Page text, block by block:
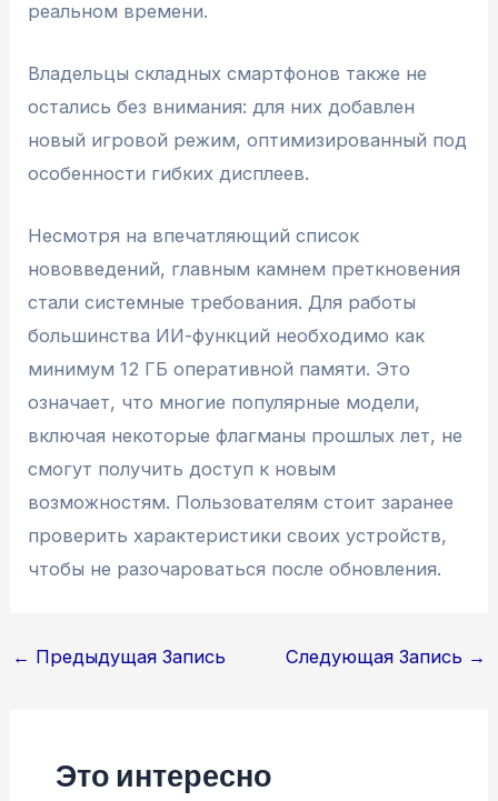
реальном времени.
Владельцы складных смартфонов также не
остались без внимания: для них добавлен
новый игровой режим, оптимизированный под
особенности гибких дисплеев.
Несмотря на впечатляющий список
нововведений, главным камнем преткновения
стали системные требования. Для работы
большинства ИИ-функций необходимо как
минимум 12 ГБ оперативной памяти. Это
означает, что многие популярные модели,
включая некоторые флагманы прошлых лет, не
смогут получить доступ к новым
возможностям. Пользователям стоит заранее
проверить характеристики своих устройств,
чтобы не разочароваться после обновления.
Навигация
← Предыдущая Запись Следующая Запись →
Это интересно